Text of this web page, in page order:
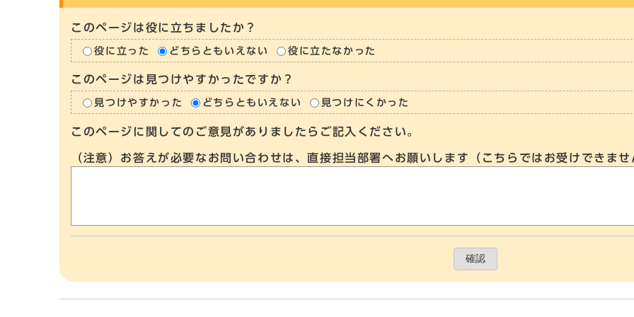
このページは役に立ちましたか？
役に立った どちらともいえない 役に立たなかった
このページは見つけやすかったですか？
見つけやすかった どちらともいえない 見つけにくかった
このページに関してのご意見がありましたらご記入ください。
（注意）お答えが必要なお問い合わせは、直接担当部署へお願いします（こちらではお受けできま
確認